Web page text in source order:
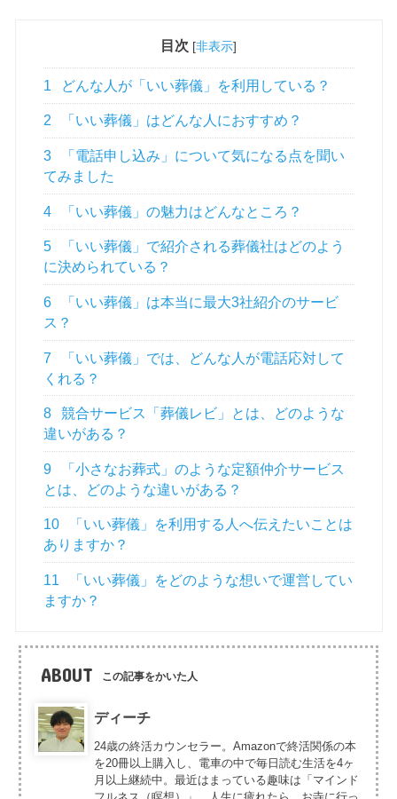
目次 [非表示]
1 どんな人が「いい葬儀」を利用している？
2 「いい葬儀」はどんな人におすすめ？
3
「電話申し込み」について気になる点を聞い
てみました
4 「いい葬儀」の魅力はどんなところ？
5
「いい葬儀」で紹介される葬儀社はどのよう
に決められている？
6
「いい葬儀」は本当に最大3社紹介のサービ
ス？
7
「いい葬儀」では、どんな人が電話応対して
くれる？
8
競合サービス「葬儀レビ」とは、どのような
違いがある？
9
「小さなお葬式」のような定額仲介サービス
とは、どのような違いがある？
10
「いい葬儀」を利用する人へ伝えたいことは
ありますか？
11
「いい葬儀」をどのような想いで運営してい
ますか？
ABOUT この記事をかいた人
ディーチ
24歳の終活カウンセラー。Amazonで終活関係の本
を20冊以上購入し、電車の中で毎日読む生活を4ヶ
月以上継続中。最近はまっている趣味は「マインド